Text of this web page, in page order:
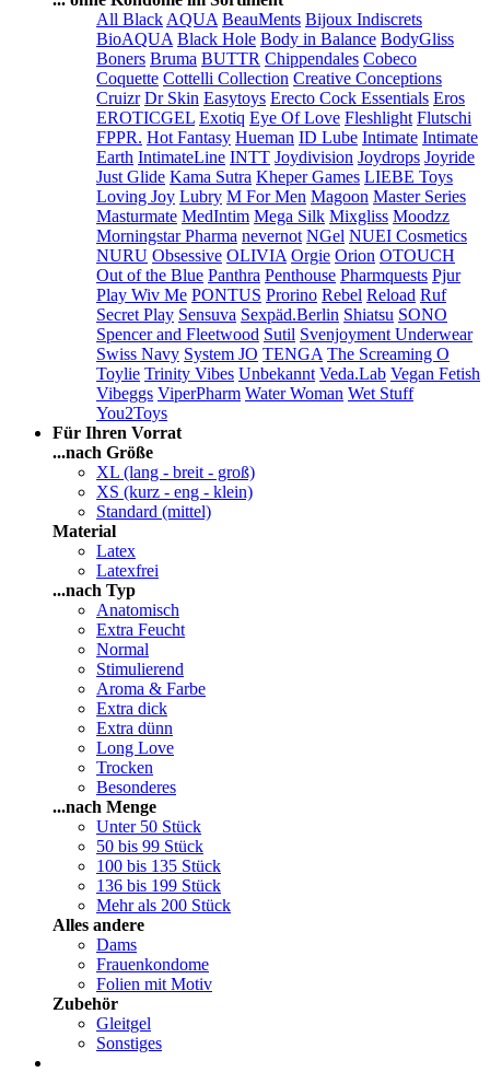
All Black AQUA BeauMents Bijoux Indiscrets
BioAQUA Black Hole Body in Balance BodyGliss
Boners Bruma BUTTR Chippendales Cobeco
Coquette Cottelli Collection Creative Conceptions
Cruizr Dr Skin Easytoys Erecto Cock Essentials Eros
EROTICGEL Exotiq Eye Of Love Fleshlight Flutschi
FPPR. Hot Fantasy Hueman ID Lube Intimate Intimate
Earth IntimateLine INTT Joydivision Joydrops Joyride
Just Glide Kama Sutra Kheper Games LIEBE Toys
Loving Joy Lubry M For Men Magoon Master Series
Masturmate MedIntim Mega Silk Mixgliss Moodzz
Morningstar Pharma nevernot NGel NUEI Cosmetics
NURU Obsessive OLIVIA Orgie Orion OTOUCH
Out of the Blue Panthra Penthouse Pharmquests Pjur
Play Wiv Me PONTUS Prorino Rebel Reload Ruf
Secret Play Sensuva Sexpäd.Berlin Shiatsu SONO
Spencer and Fleetwood Sutil Svenjoyment Underwear
Swiss Navy System JO TENGA The Screaming O
Toylie Trinity Vibes Unbekannt Veda.Lab Vegan Fetish
Vibeggs ViperPharm Water Woman Wet Stuff
You2Toys
Für Ihren Vorrat
...nach Größe
XL (lang - breit - groß)
XS (kurz - eng - klein)
Standard (mittel)
Material
Latex
Latexfrei
...nach Typ
Anatomisch
Extra Feucht
Normal
Stimulierend
Aroma & Farbe
Extra dick
Extra dünn
Long Love
Trocken
Besonderes
...nach Menge
Unter 50 Stück
50 bis 99 Stück
100 bis 135 Stück
136 bis 199 Stück
Mehr als 200 Stück
Alles andere
Dams
Frauenkondome
Folien mit Motiv
Zubehör
Gleitgel
Sonstiges